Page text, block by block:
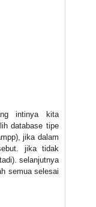
intinya kita
database tipe
jika dalam
jika tidak
selanjutnya
semua selesai